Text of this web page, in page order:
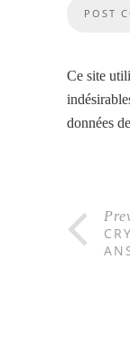
Ce site
données